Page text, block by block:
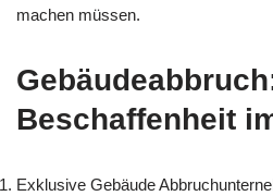
machen müssen.
Beschaffenheit
Exklusive Gebäude